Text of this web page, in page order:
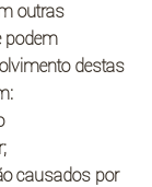
outras
podem
destas
causados por